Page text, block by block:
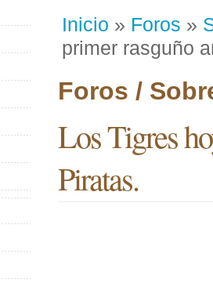
Inicio » Foros »
primer rasguño
Foros /
Los Tigres
Piratas.